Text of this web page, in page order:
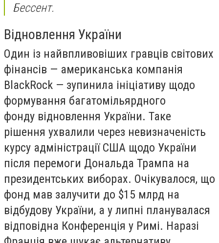
Бессент.
Відновлення України
Один із найвпливовіших гравців світових
фінансів — американська компанія
BlackRock — зупинила ініціативу щодо
формування багатомільярдного
фонду відновлення України. Таке
рішення ухвалили через невизначеність
курсу адміністрації США щодо України
після перемоги Дональда Трампа на
президентських виборах. Очікувалося, що
фонд мав залучити до $15 млрд на
відбудову України, а у липні планувалася
відповідна Конференція у Римі. Наразі